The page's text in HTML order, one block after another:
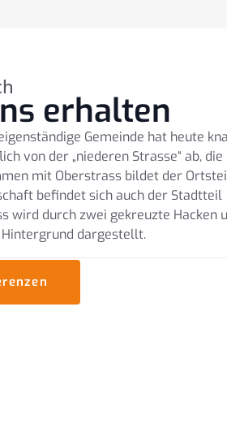
erhalten
Gemeinde hat heute
von der „niederen Strasse“ ab, die
mit Oberstrass bildet der
befindet sich auch der Stadtteil
wird durch zwei gekreuzte Hacken
dargestellt.